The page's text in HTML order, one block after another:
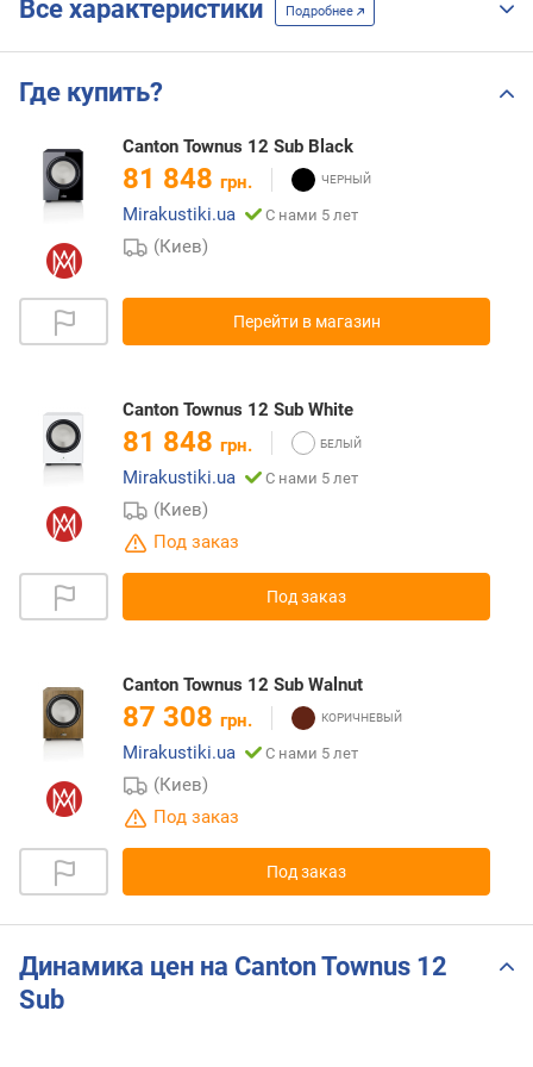
Все характеристики Подробнее
Где купить?
Canton Townus 12 Sub Black
81 848 грн.
Mirakustiki.ua
С нами 5 лет
(Киев)
Перейти в магазин
Canton Townus 12 Sub White
81 848 грн.
Mirakustiki.ua
С нами 5 лет
(Киев)
Под заказ
Под заказ
Canton Townus 12 Sub Walnut
87 308 грн.
Mirakustiki.ua
С нами 5 лет
(Киев)
Под заказ
Под заказ
Динамика цен на Canton Townus 12
Sub